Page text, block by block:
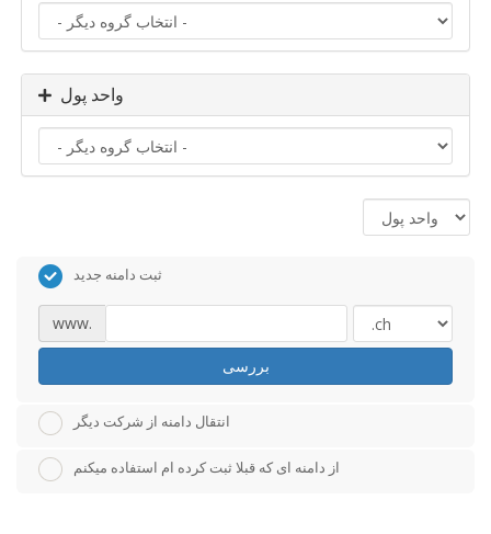
واحد پول
ثبت دامنه جدید
www.
بررسی
انتقال دامنه از شرکت دیگر
از دامنه ای که قبلا ثبت کرده ام استفاده میکنم